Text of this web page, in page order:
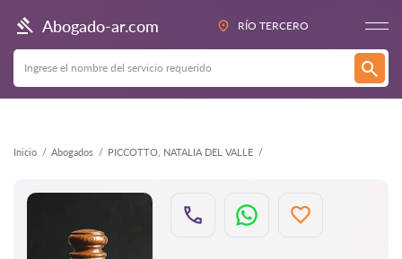
Abogado-ar.com RÍO TERCERO
Inicio Abogados PICCOTTO, NATALIA DEL VALLE
Atrás